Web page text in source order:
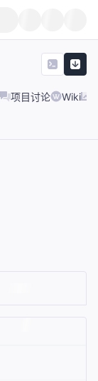
项目讨论 Wiki